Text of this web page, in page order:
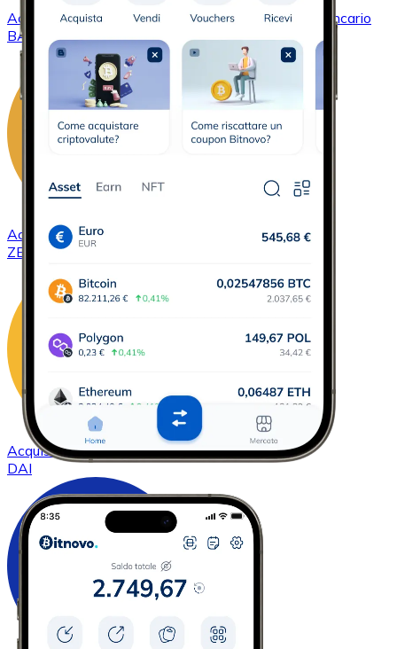
AcquistareBasic Attention Tokencon bonifico bancario
BAT
AcquistareZCash
con bonifico bancario
ZEC
AcquistareDAIcon bonifico bancario
DAI